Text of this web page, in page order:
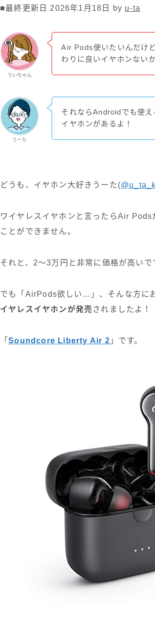
■最終更新日 2026年1月18日 by u-ta
ういちゃん
Air Pods使いたいんだけ
わりに良いイヤホンない
うーた
それならAndroidでも使
イヤホンがあるよ！
どうも、イヤホン大好きうーた(
ワイヤレスイヤホンと言ったらAir
ことができません。
それと、2〜3万円と非常に価格が高いで
でも「AirPods欲しい…」、そんな方に
イヤレスイヤホンが発売 されましたよ！
「Soundcore Liberty Air 2 」です。